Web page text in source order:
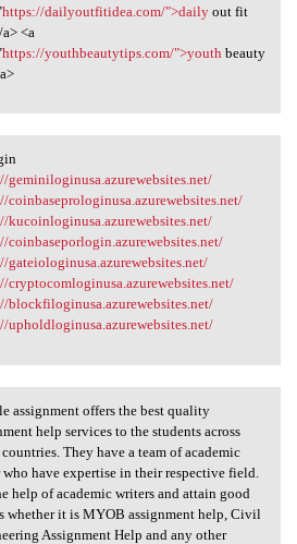
https://dailyoutfitidea.com/">dailyout fit
<a
https://youthbeautytips.com/">youth beauty
geminiloginusa.azurewebsites.net/
coinbaseprologinusa.azurewebsites.net/
kucoinloginusa.azurewebsites.net/
coinbaseporlogin.azurewebsites.net/
gateiologinusa.azurewebsites.net/
cryptocomloginusa.azurewebsites.net/
blockfiloginusa.azurewebsites.net/
upholdloginusa.azurewebsites.net/
assignment offers the
assignment offers the best quality
help services to the students across
They have a team of academic
have expertise in their respective field.
help of academic writers and attain good
whether it is MYOB assignment help, Civil
Assignment Help and any other